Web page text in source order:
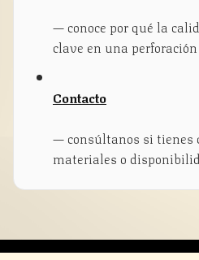
— conoce por qué la
clave en una
Contacto
— consúltanos si tienes
materiales o